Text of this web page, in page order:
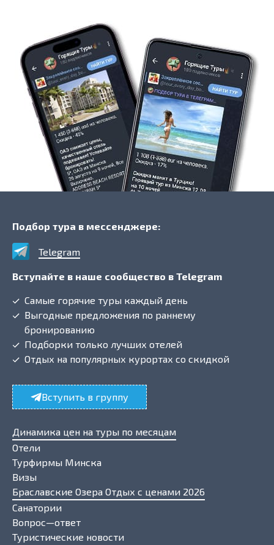
Динамика цен на туры по месяцам
Отели
Турфирмы Минска
Визы
Браславские Озера Отдых с ценами 2026
Санатории
Вопрос—ответ
Туристические новости
Подбор тура в мессенджере:
Telegram
Вступайте в наше сообщество в Telegram
Самые горячие туры каждый день
Выгодные предложения по раннему
бронированию
Подборки только лучших отелей
Отдых на популярных курортах со скидкой
Вступить в группу